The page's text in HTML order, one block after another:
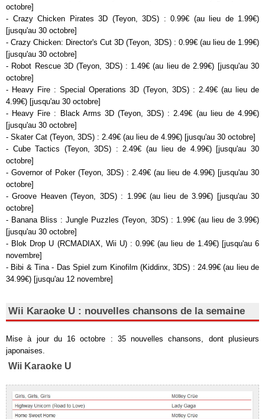
octobre]
- Crazy Chicken Pirates 3D (Teyon, 3DS) : 0.99€ (au lieu de 1.99€)
[jusqu'au 30 octobre]
- Crazy Chicken: Director's Cut 3D (Teyon, 3DS) : 0.99€ (au lieu de 1.99€)
[jusqu'au 30 octobre]
- Robot Rescue 3D (Teyon, 3DS) : 1.49€ (au lieu de 2.99€) [jusqu'au 30
octobre]
- Heavy Fire : Special Operations 3D (Teyon, 3DS) : 2.49€ (au lieu de
4.99€) [jusqu'au 30 octobre]
- Heavy Fire : Black Arms 3D (Teyon, 3DS) : 2.49€ (au lieu de 4.99€)
[jusqu'au 30 octobre]
- Skater Cat (Teyon, 3DS) : 2.49€ (au lieu de 4.99€) [jusqu'au 30 octobre]
- Cube Tactics (Teyon, 3DS) : 2.49€ (au lieu de 4.99€) [jusqu'au 30
octobre]
- Governor of Poker (Teyon, 3DS) : 2.49€ (au lieu de 4.99€) [jusqu'au 30
octobre]
- Groove Heaven (Teyon, 3DS) : 1.99€ (au lieu de 3.99€) [jusqu'au 30
octobre]
- Banana Bliss : Jungle Puzzles (Teyon, 3DS) : 1.99€ (au lieu de 3.99€)
[jusqu'au 30 octobre]
- Blok Drop U (RCMADIAX, Wii U) : 0.99€ (au lieu de 1.49€) [jusqu'au 6
novembre]
- Bibi & Tina - Das Spiel zum Kinofilm (Kiddinx, 3DS) : 24.99€ (au lieu de
34.99€) [jusqu'au 12 novembre]
Wii Karaoke U : nouvelles chansons de la semaine
Mise à jour du 16 octobre : 35 nouvelles chansons, dont plusieurs
japonaises.
Wii Karaoke U